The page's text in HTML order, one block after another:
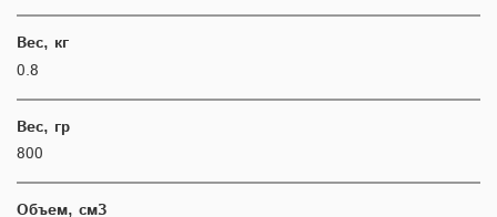
Вес, кг
0.8
Вес, гр
800
Объем, см3